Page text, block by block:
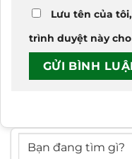
Lưu tên của
trình duyệt này